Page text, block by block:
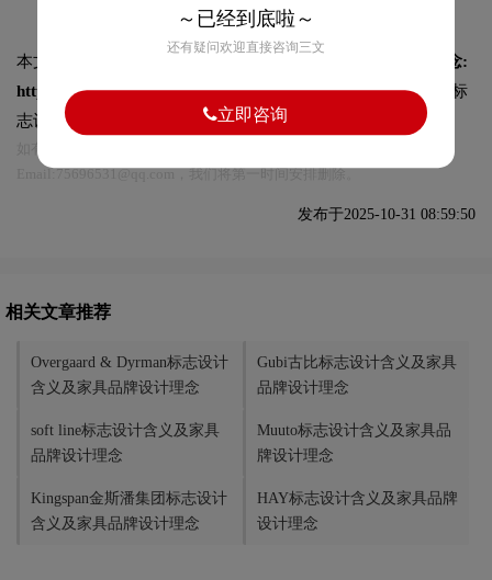
本文标题和链接
OK Design标志设计含义及家具品牌设计理念:
https://logo9.net/works/15420.html转载时请注明出处为诗宸标
志设计及本链接!
Email:75696531@qq.com，我们将第一时间安排删除。
发布于2025-10-31 08:59:50
相关文章推荐
Overgaard & Dyrman标志设计
含义及家具品牌设计理念
Gubi古比标志设计含义及家具
品牌设计理念
soft line标志设计含义及家具
品牌设计理念
Muuto标志设计含义及家具品
牌设计理念
Kingspan金斯潘集团标志设计
含义及家具品牌设计理念
HAY标志设计含义及家具品牌
设计理念
～已经到底啦～
还有疑问欢迎直接咨询三文
立即咨询